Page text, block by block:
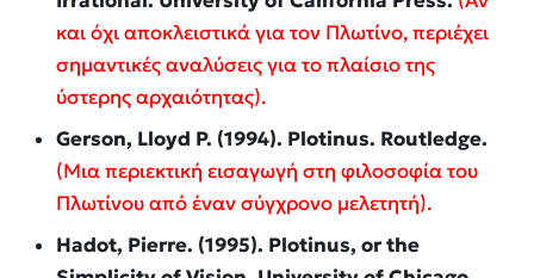
και όχι αποκλειστικά για τον Πλωτίνο, περιέχει
σημαντικές αναλύσεις για το πλαίσιο της
ύστερης αρχαιότητας).
Gerson, Lloyd P. (1994). Plotinus. Routledge.
(Μια περιεκτική εισαγωγή στη φιλοσοφία του
Πλωτίνου από έναν σύγχρονο μελετητή).
Hadot, Pierre. (1995). Plotinus, or the